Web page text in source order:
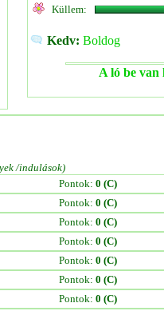
Küllem:
Kedv: Boldog
A ló be van
/indulások)
Pontok: 0 (C)
Pontok: 0 (C)
Pontok: 0 (C)
Pontok: 0 (C)
Pontok: 0 (C)
Pontok: 0 (C)
Pontok: 0 (C)